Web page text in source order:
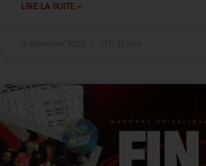
LIRE LA SUITE »